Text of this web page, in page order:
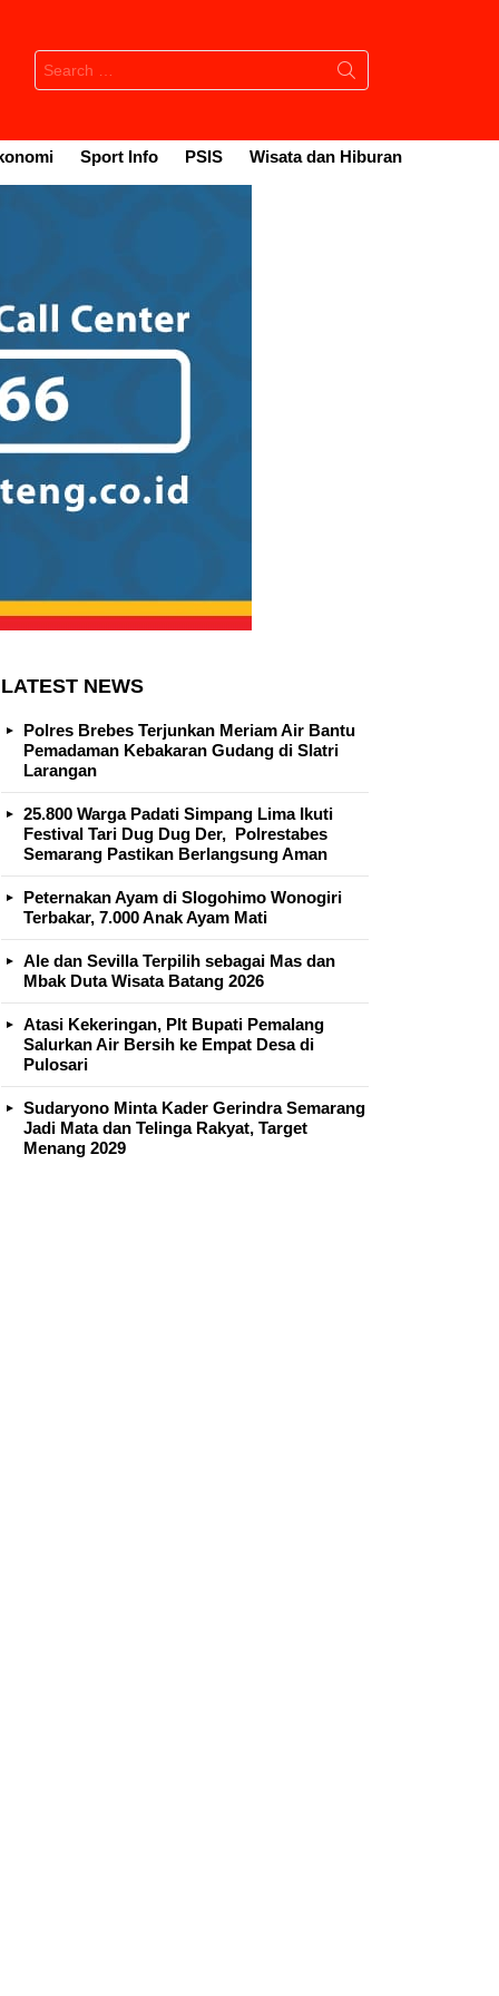
Search
for:
Sport Info PSIS Wisata dan Hiburan
LATEST NEWS
Polres Brebes Terjunkan Meriam Air Bantu
Pemadaman Kebakaran Gudang di Slatri
Larangan
25.800 Warga Padati Simpang Lima Ikuti
Festival Tari Dug Dug Der, Polrestabes
Semarang Pastikan Berlangsung Aman
Peternakan Ayam di Slogohimo Wonogiri
Terbakar, 7.000 Anak Ayam Mati
Ale dan Sevilla Terpilih sebagai Mas dan
Mbak Duta Wisata Batang 2026
Atasi Kekeringan, Plt Bupati Pemalang
Salurkan Air Bersih ke Empat Desa di
Pulosari
Sudaryono Minta Kader Gerindra Semarang
Jadi Mata dan Telinga Rakyat, Target
Menang 2029